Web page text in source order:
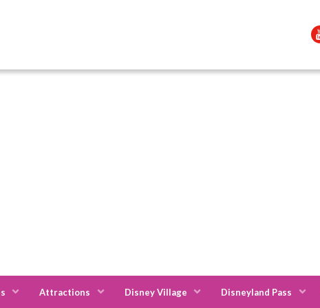
Attractions Disney Village Disneyland Pass
Staycity Aparthotels